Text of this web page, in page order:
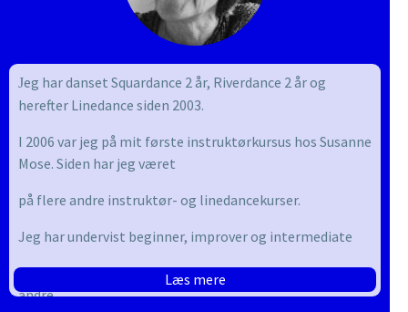
Jeg har danset Squardance 2 år, Riverdance 2 år og
herefter Linedance siden 2003.
I 2006 var jeg på mit første instruktørkursus hos Susanne
Mose. Siden har jeg været
på flere andre instruktør- og linedancekurser.
Jeg har undervist beginner, improver og intermediate
Jeg elsker at danse og deler gerne danseglæde med
andre.
Læs mere